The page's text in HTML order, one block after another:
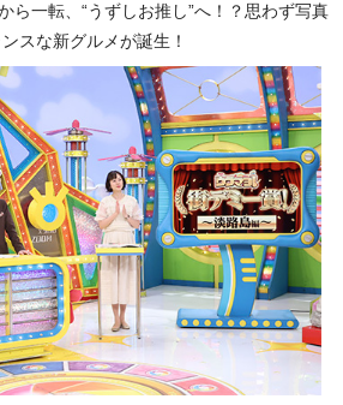
ら一転、“うずしお推し”へ！？思わず写真
スな新グルメが誕生！